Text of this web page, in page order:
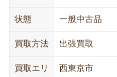
状態 一般中古品
買取方法 出張買取
買取エリ
西東京市